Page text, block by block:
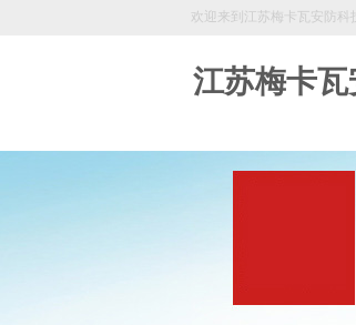
欢迎来到江苏梅卡瓦安防科
江苏梅卡瓦